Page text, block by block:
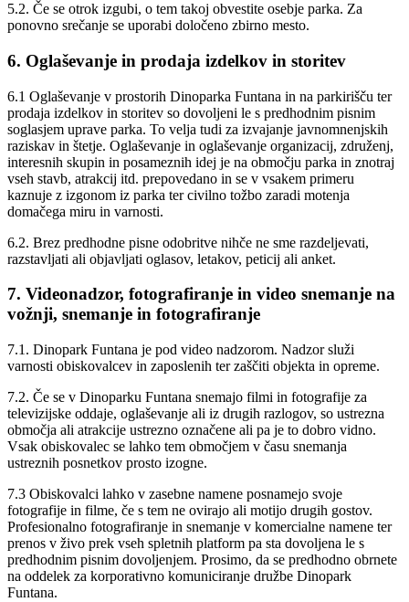
5.2. Če se otrok izgubi, o tem takoj obvestite osebje parka. Za
ponovno srečanje se uporabi določeno zbirno mesto.
6. Oglaševanje in prodaja izdelkov in storitev
6.1 Oglaševanje v prostorih Dinoparka Funtana in na parkirišču ter
prodaja izdelkov in storitev so dovoljeni le s predhodnim pisnim
soglasjem uprave parka. To velja tudi za izvajanje javnomnenjskih
raziskav in štetje. Oglaševanje in oglaševanje organizacij, združenj,
interesnih skupin in posameznih idej je na območju parka in znotraj
vseh stavb, atrakcij itd. prepovedano in se v vsakem primeru
kaznuje z izgonom iz parka ter civilno tožbo zaradi motenja
domačega miru in varnosti.
6.2. Brez predhodne pisne odobritve nihče ne sme razdeljevati,
razstavljati ali objavljati oglasov, letakov, peticij ali anket.
7. Videonadzor, fotografiranje in video snemanje na
vožnji, snemanje in fotografiranje
7.1. Dinopark Funtana je pod video nadzorom. Nadzor služi
varnosti obiskovalcev in zaposlenih ter zaščiti objekta in opreme.
7.2. Če se v Dinoparku Funtana snemajo filmi in fotografije za
televizijske oddaje, oglaševanje ali iz drugih razlogov, so ustrezna
območja ali atrakcije ustrezno označene ali pa je to dobro vidno.
Vsak obiskovalec se lahko tem območjem v času snemanja
ustreznih posnetkov prosto izogne.
7.3 Obiskovalci lahko v zasebne namene posnamejo svoje
fotografije in filme, če s tem ne ovirajo ali motijo drugih gostov.
Profesionalno fotografiranje in snemanje v komercialne namene ter
prenos v živo prek vseh spletnih platform pa sta dovoljena le s
predhodnim pisnim dovoljenjem. Prosimo, da se predhodno obrnete
na oddelek za korporativno komuniciranje družbe Dinopark
Funtana.